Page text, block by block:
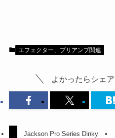
エフェクター、プリアンプ関連
よかったらシェ
Jackson Pro Series Dinky